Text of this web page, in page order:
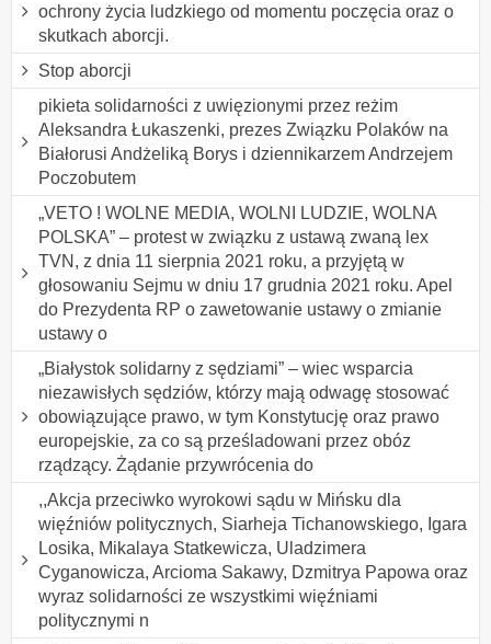
ochrony życia ludzkiego od momentu poczęcia oraz o
skutkach aborcji.
Stop aborcji
pikieta solidarności z uwięzionymi przez reżim
Aleksandra Łukaszenki, prezes Związku Polaków na
Białorusi Andżeliką Borys i dziennikarzem Andrzejem
Poczobutem
„VETO ! WOLNE MEDIA, WOLNI LUDZIE, WOLNA
POLSKA” – protest w związku z ustawą zwaną lex
TVN, z dnia 11 sierpnia 2021 roku, a przyjętą w
głosowaniu Sejmu w dniu 17 grudnia 2021 roku. Apel
do Prezydenta RP o zawetowanie ustawy o zmianie
ustawy o
„Białystok solidarny z sędziami” – wiec wsparcia
niezawisłych sędziów, którzy mają odwagę stosować
obowiązujące prawo, w tym Konstytucję oraz prawo
europejskie, za co są prześladowani przez obóz
rządzący. Żądanie przywrócenia do
,,Akcja przeciwko wyrokowi sądu w Mińsku dla
więźniów politycznych, Siarheja Tichanowskiego, Igara
Losika, Mikalaya Statkewicza, Uladzimera
Cyganowicza, Arcioma Sakawy, Dzmitrya Papowa oraz
wyraz solidarności ze wszystkimi więźniami
politycznymi n